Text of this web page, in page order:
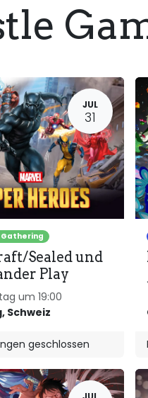
JUL
31
Gathering
Sealed und
Play
um 19:00
, Schweiz
geschlossen